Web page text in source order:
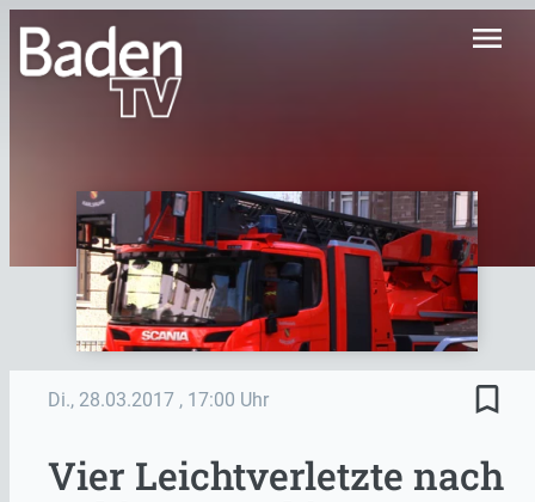
menu
Di., 28.03.2017 , 17:00 Uhr bookmark_border
Vier Leichtverletzte nach